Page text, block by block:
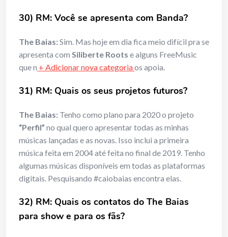
30) RM: Você se apresenta com Banda?
The Baias:Sim. Mas hoje em dia fica meio difícil pra se
apresenta com Siliberte Roots e alguns FreeMusic
que n + Adicionar nova categoriaos apoia.
31) RM: Quais os seus projetos futuros?
The Baias: Tenho como plano para 2020 o projeto
“Perfil” no qual quero apresentar todas as minhas
músicas lançadas e as novas. Isso inclui a primeira
música feita em 2004 até feita no final de 2019. Tenho
algumas músicas disponíveis em todas as plataformas
digitais. Pesquisando #caiobaias encontra elas.
32) RM: Quais os contatos do The Baias
para show e para os fãs?